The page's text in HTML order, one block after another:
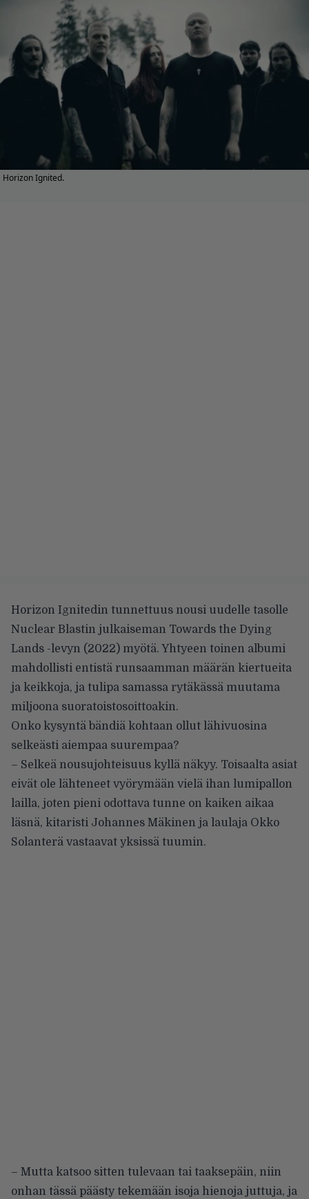
Horizon Ignited.
Horizon Ignitedin tunnettuus nousi uudelle tasolle
Nuclear Blastin julkaiseman Towards the Dying
Lands -levyn (2022) myötä. Yhtyeen toinen albumi
mahdollisti entistä runsaamman määrän kiertueita
ja keikkoja, ja tulipa samassa rytäkässä muutama
miljoona suoratoistosoittoakin.
Onko kysyntä bändiä kohtaan ollut lähivuosina
selkeästi aiempaa suurempaa?
– Selkeä nousujohteisuus kyllä näkyy. Toisaalta asiat
eivät ole lähteneet vyörymään vielä ihan lumipallon
lailla, joten pieni odottava tunne on kaiken aikaa
läsnä, kitaristi Johannes Mäkinen ja laulaja Okko
Solanterä vastaavat yksissä tuumin.
– Mutta katsoo sitten tulevaan tai taaksepäin, niin
onhan tässä päästy tekemään isoja hienoja juttuja, ja